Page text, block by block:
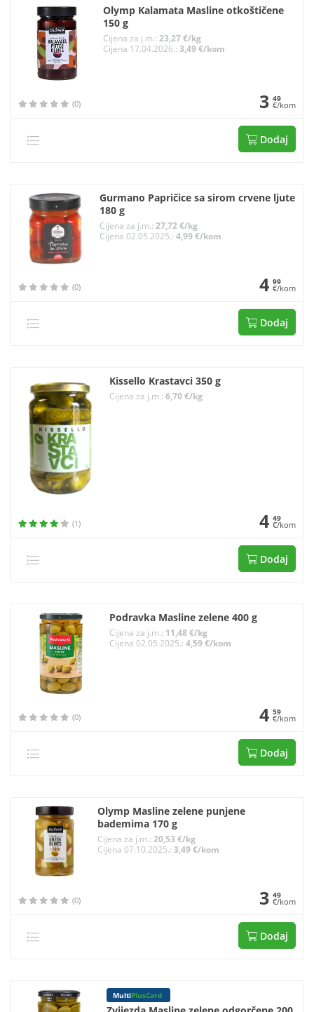
Olymp Kalamata Masline otkoštičene
150 g
Cijena za j.m.: 23,27 €/kg
Cijena 17.04.2026.: 3,49 €/kom
(0) 3 49
€/kom
Dodaj
Gurmano Papričice sa sirom crvene ljute
180 g
Cijena za j.m.: 27,72 €/kg
Cijena 02.05.2025.: 4,99 €/kom
(0) 4 99
€/kom
Dodaj
Kissello Krastavci 350 g
Cijena za j.m.: 6,70 €/kg
(1) 4 49
€/kom
Dodaj
Podravka Masline zelene 400 g
Cijena za j.m.: 11,48 €/kg
Cijena 02.05.2025.: 4,59 €/kom
(0) 4 59
€/kom
Dodaj
Olymp Masline zelene punjene
bademima 170 g
Cijena za j.m.:20,53 €/kg
Cijena 07.10.2025.:3,49 €/kom
(0) 3 49
€/kom
Dodaj
MultiPlusCard